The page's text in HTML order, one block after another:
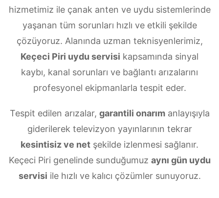
hizmetimiz ile çanak anten ve uydu sistemlerinde
yaşanan tüm sorunları hızlı ve etkili şekilde
çözüyoruz. Alanında uzman teknisyenlerimiz,
Keçeci Piri uydu servisi kapsamında sinyal
kaybı, kanal sorunları ve bağlantı arızalarını
profesyonel ekipmanlarla tespit eder.
Tespit edilen arızalar, garantili onarımanlayışıyla
giderilerek televizyon yayınlarının tekrar
kesintisiz ve net şekilde izlenmesi sağlanır.
Keçeci Piri genelinde sunduğumuz aynı gün uydu
servisi ile hızlı ve kalıcı çözümler sunuyoruz.